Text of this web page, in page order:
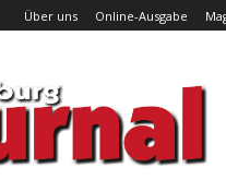
Über uns Online-Ausgabe